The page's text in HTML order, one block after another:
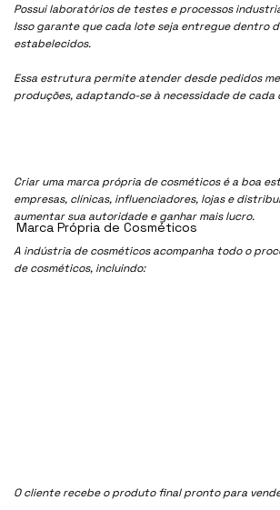
Possui laboratórios de testes e processos
Isso garante que cada lote seja entregue dentro
estabelecidos.
Essa estrutura permite atender desde pedidos
produções, adaptando-se à necessidade de cada
Criar uma marca própria de cosméticos é a boa
empresas, clínicas, influenciadores, lojas e
aumentar sua autoridade e ganhar mais lucro.
A indústria de cosméticos acompanha todo o
de cosméticos, incluindo:
O cliente recebe o produto final pronto para
Marca Própria de Cosméticos